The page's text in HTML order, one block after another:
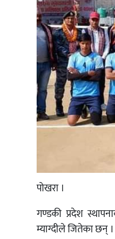
पोखरा ।
गण्डकी प्रदेश
म्याग्दीले जितेका छन् ।